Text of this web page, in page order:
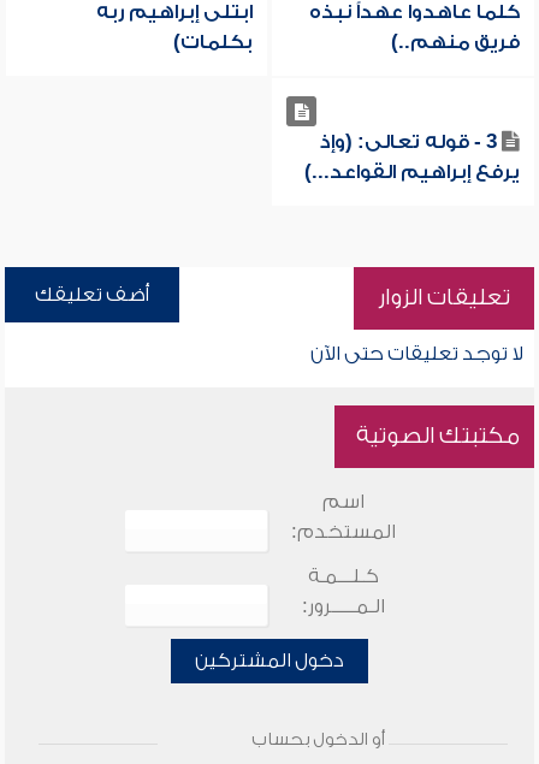
كلما عاهدوا عهداً نبذه
فريق منهم..)
ابتلى إبراهيم ربه
بكلمات)
3 - قوله تعالى: (وإذ
يرفع إبراهيم القواعد...)
تعليقات الزوار أضف تعليقك
لا توجد تعليقات حتى الآن
مكتبتك الصوتية
اسم
المستخدم:
كـلـــمـة
الـمـــــرور:
دخول المشتركين
أو الدخول بحساب